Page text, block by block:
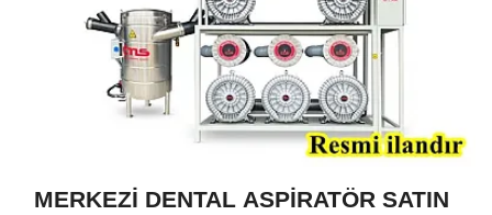
MERKEZİ DENTAL ASPİRATÖR SATIN